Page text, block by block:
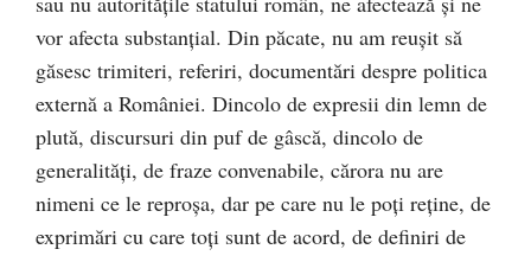
vor afecta substanţial. Din păcate, nu am reuşit să
găsesc trimiteri, referiri, documentări despre politica
externă a României. Dincolo de expresii din lemn de
plută, discursuri din puf de gâscă, dincolo de
generalităţi, de fraze convenabile, cărora nu are
nimeni ce le reproşa, dar pe care nu le poţi reţine, de
exprimări cu care toţi sunt de acord, de definiri de